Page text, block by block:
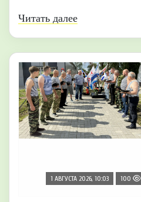
Читать далее
1 АВГУСТА 2026, 10:03 100